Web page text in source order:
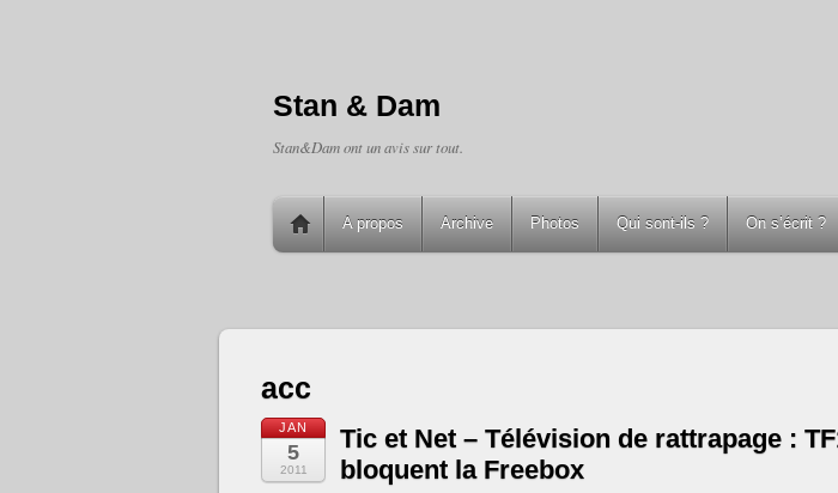
Stan & Dam
Stan&Dam ont un avis sur tout.
A propos Archive Photos Qui sont-ils ? On s’écrit ?
acc
JAN
5
2011
Tic et Net – Télévision de rattrapage :
bloquent la Freebox